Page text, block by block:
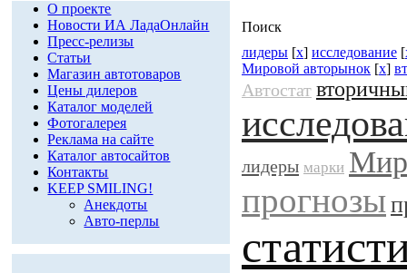
О проекте
Новости ИА ЛадаОнлайн
Пресс-релизы
Статьи
Магазин автотоваров
Цены дилеров
Каталог моделей
Фотогалерея
Реклама на сайте
Каталог автосайтов
Контакты
KEEP SMILING!
Анекдоты
Авто-перлы
Поиск
лидеры [x] исследование [
Мировой авторынок [x]
Автостат
лидеры марки
прогнозы